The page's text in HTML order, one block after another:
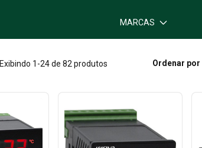
MARCAS
Exibindo 1-24 de 82 produtos Ordenar por